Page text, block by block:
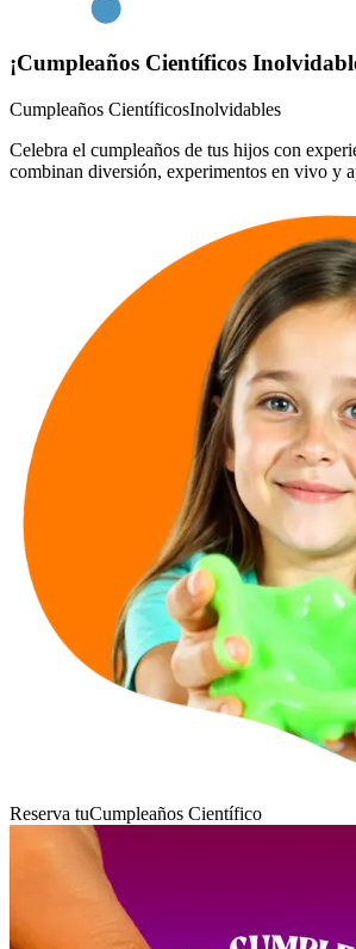
¡Cumpleaños Científicos
Cumpleaños CientíficosInolvidables
Celebra el cumpleaños de tus hijos con
combinan diversión, experimentos en vivo y
Reserva tuCumpleaños Científico